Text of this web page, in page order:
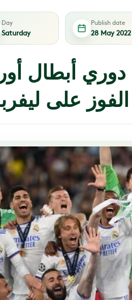
Day
Saturday
Publish date
28 May 2022
أبطال
على